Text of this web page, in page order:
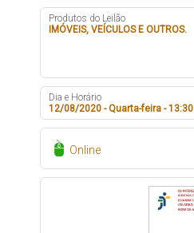
Produtos do Leilão
IMÓVEIS, VEÍCULOS E OUTROS.
Dia e Horário
12/08/2020 - Quarta-feira - 13:30
Online